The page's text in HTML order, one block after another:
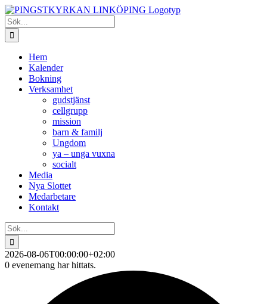
Fortsätt
till
innehållet
Sök
efter:
Hem
Kalender
Bokning
Verksamhet
gudstjänst
cellgrupp
mission
barn & familj
Ungdom
ya – unga vuxna
socialt
Media
Nya Slottet
Medarbetare
Kontakt
Sök
efter:
2026-08-06T00:00:00+02:00
0 evenemang har hittats.